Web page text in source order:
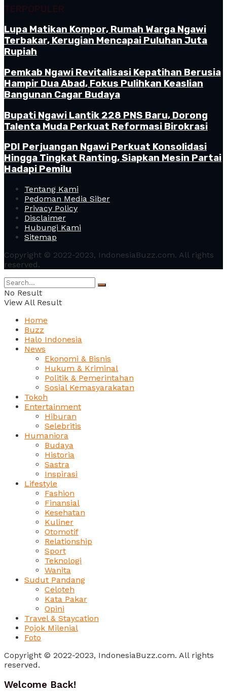
TERPOPULER
Lupa Matikan Kompor, Rumah Warga Ngawi
Terbakar, Kerugian Mencapai Puluhan Juta
Rupiah
Pemkab Ngawi Revitalisasi Kepatihan Berusia
Hampir Dua Abad, Fokus Pulihkan Keaslian
Bangunan Cagar Budaya
Bupati Ngawi Lantik 228 PNS Baru, Dorong
Talenta Muda Perkuat Reformasi Birokrasi
PDI Perjuangan Ngawi Perkuat Konsolidasi
Hingga Tingkat Ranting, Siapkan Mesin Partai
Hadapi Pemilu
Tentang Kami
Pedoman Media Siber
Privacy Policy
Disclaimer
Hubungi Kami
Sitemap
Copyright © 2022-2023, IndonesiaBuzz.com. All rights
reserved.
No Result
View All Result
Home
Buzz
Halo Indonesia
News
Ekonomi & Bisnis
Hukum & Kriminal
Politik & Pemerintahan
Sosial Kemasyarakatan
Tokoh
Entertainment
Hiburan
Selebritis
Humaniora
Budaya
Historia
Sastra
Inspirasi
Lifestyle
Fashion
Finansial
Kesehatan
Kuliner
Otomotif
Relationship
Sport
Teknologi
Wanita
Sudut Pandang
Celoteh
Kata Pakar
Opini
Travel & Staycation
Pojok Milenial
Foto
Copyright © 2022-2023, IndonesiaBuzz.com. All rights
reserved.
Welcome Back!